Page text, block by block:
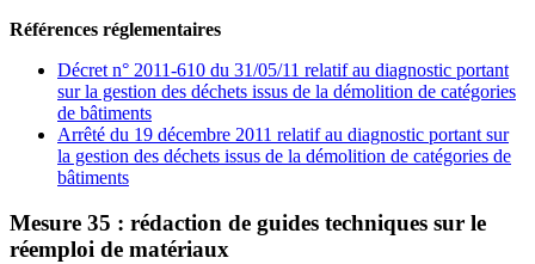
Références réglementaires
Décret n° 2011-610 du 31/05/11 relatif au diagnostic portant
sur la gestion des déchets issus de la démolition de catégories
de bâtiments
Arrêté du 19 décembre 2011 relatif au diagnostic portant sur
la gestion des déchets issus de la démolition de catégories de
bâtiments
Mesure 35 : rédaction de guides techniques sur le
réemploi de matériaux